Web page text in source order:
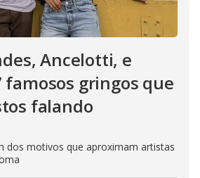
Ancelotti, e
famosos gringos que
falando
dos motivos que aproximam artistas